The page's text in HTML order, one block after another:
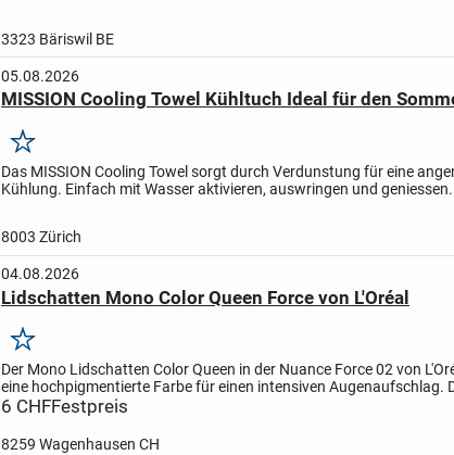
3323 Bäriswil BE
05.08.2026
MISSION Cooling Towel Kühltuch Ideal für den
Merken
Das MISSION Cooling Towel sorgt durch Verdunstung für eine
Kühlung. Einfach mit Wasser aktivieren, auswringen und
8003 Zürich
04.08.2026
Lidschatten Mono Color Queen Force von L'Oréal
Merken
Der Mono Lidschatten Color Queen in der Nuance Force 02 von
eine hochpigmentierte Farbe für einen intensiven Augenaufschlag.
Textur lässt sich mühelos auftragen und...
6 CHFFestpreis
8259 Wagenhausen CH